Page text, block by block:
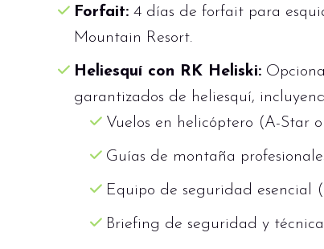
Forfait: 4 días de forfait para
Mountain Resort.
Heliesquí con RK Heliski:
garantizados de heliesquí,
Vuelos en helicóptero (A-Star
Guías de montaña
Equipo de seguridad esencial
Briefing de seguridad y